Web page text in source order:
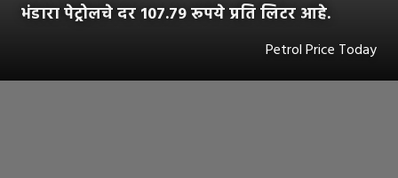
भंडारा पेट्रोलचे दर 107.79 रूपये प्रति लिटर आहे.
Petrol Price Today